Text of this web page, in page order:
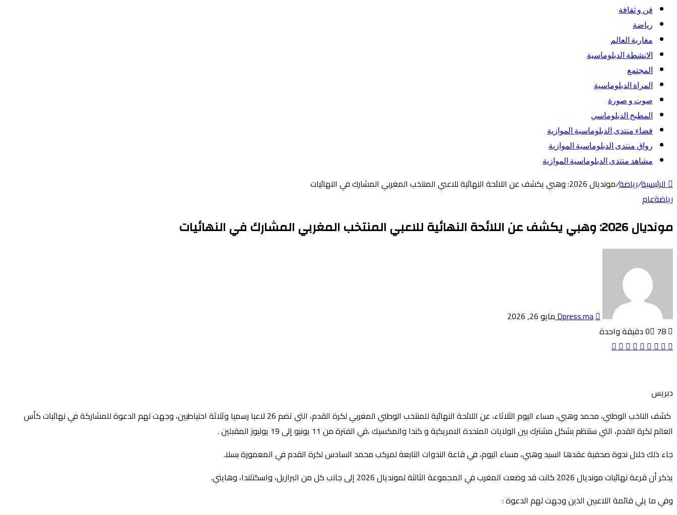
فن و ثقافة
رياضة
مغاربة العالم
الانشطة الدبلوماسية
المجتمع
المراة الدبلوماسية
صوت و صورة
المطبخ الدبلوماسي
فضاء منتدى الدبلوماسية الموازية
رواق منتدى الدبلوماسية الموازية
مشاهد منتدى الدبلوماسية الموازية
الرئيسية/رياضة/مونديال 2026: وهبي يكشف عن اللائحة النهائية للاعبي المنتخب المغربي المشارك في النهائيات
رياضةعام
مونديال 2026: وهبي يكشف عن اللائحة النهائية للاعبي المنتخب المغربي المشارك في النهائيات
Dpress.maمايو 26, 2026
0 78
دقيقة واحدة
فيسبوكتويتر
لينكدإن
بينتيريست
Odnoklassniki
دبريس
كشف الناخب الوطني، محمد وهبي، مساء اليوم الثلاثاء، عن اللائحة النهائية للمنتخب الوطني المغربي لكرة القدم، التي تضم 26 لاعبا رسميا وثلاثة احتياطيين، وجهت لهم الدعوة للمشاركة في نهائيات كأس
العالم لكرة القدم، التي ستنظم بشكل مشترك بين الولايات المتحدة الامريكية و كندا والمكسيك ،في الفترة من 11 يونيو إلى 19 يوليوز المقبلين .
جاء ذلك خلال ندوة صحفية عقدها السيد وهبي، مساء اليوم، في قاعة الندوات التابعة لمركب محمد السادس لكرة القدم في المعمورة بسلا.
يذكر أن قرعة نهائيات مونديال 2026 كانت قد وضعت المغرب في المجموعة الثالثة لمونديال 2026 إلى جانب كل من البرازيل، واسكتلندا، وهايتي.
وفي ما يلي قائمة اللاعبين الذين وجهت لهم الدعوة :